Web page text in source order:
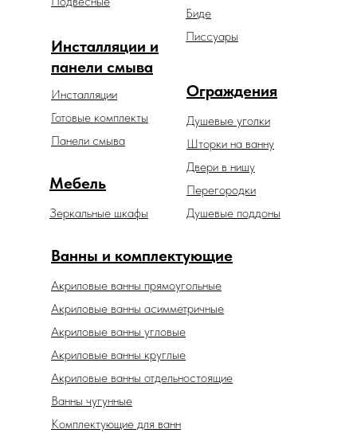
Ванны и комплектующие
Акриловые ванны прямоугольные
Зеркальные шкафы
Мебель
Ограждения
Душевые уголки
Шторки на ванну
Двери в нишу
Перегородки
Биде
Душевые поддоны
Акриловые ванны отдельностоящие
Акриловые ванны асимметричные
Акриловые ванны угловые
Акриловые ванны круглые
Ванны чугунные
Комплектующие для ванн
Инсталляции и
панели смыва
Инсталляции
Готовые комплекты
Панели смыва
Писсуары